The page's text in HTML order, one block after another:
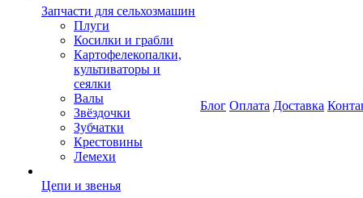
Запчасти для сельхозмашин
Плуги
Косилки и грабли
Картофелекопалки,
культиваторы и
сеялки
Валы
Звёздочки
Зубчатки
Крестовины
Лемехи
Цепи и звенья
Блог Оплата Доставка